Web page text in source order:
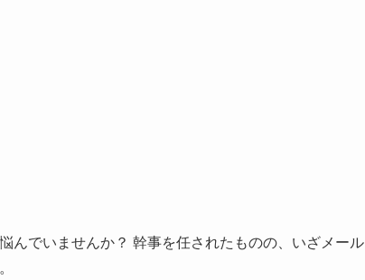
んでいませんか？ 幹事を任されたものの、いざメール